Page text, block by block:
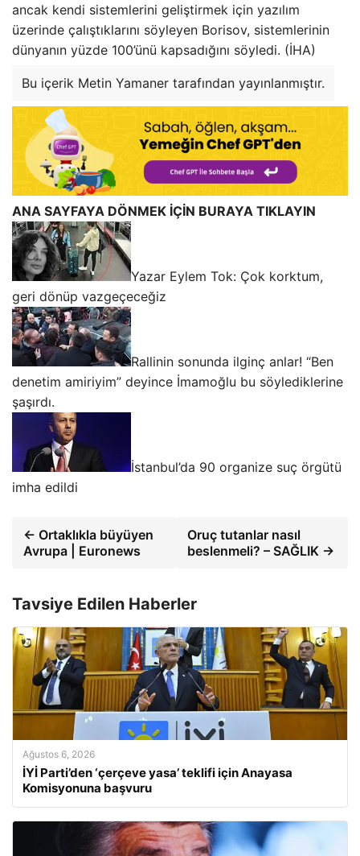
ancak kendi sistemlerini geliştirmek için yazılım
üzerinde çalıştıklarını söyleyen Borisov, sistemlerinin
dünyanın yüzde 100’ünü kapsadığını söyledi. (İHA)
Bu içerik Metin Yamaner tarafından yayınlanmıştır.
ANA SAYFAYA DÖNMEK İÇİN BURAYA TIKLAYIN
Yazar Eylem Tok: Çok korktum,
geri dönüp vazgeçeceğiz
Rallinin sonunda ilginç anlar! “Ben
denetim amiriyim” deyince İmamoğlu bu söylediklerine
şaşırdı.
İstanbul’da 90 organize suç örgütü
imha edildi
← Ortaklıkla büyüyen
Avrupa | Euronews
Oruç tutanlar nasıl
beslenmeli? – SAĞLIK →
Tavsiye Edilen Haberler
Ağustos 6, 2026
İYİ Parti’den ‘çerçeve yasa’ teklifi için Anayasa
Komisyonuna başvuru